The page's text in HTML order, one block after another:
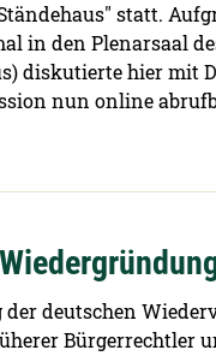
statt.
in den Plenarsaal
diskutierte hier mit
nun online
der deutschen
Bürgerrechtler